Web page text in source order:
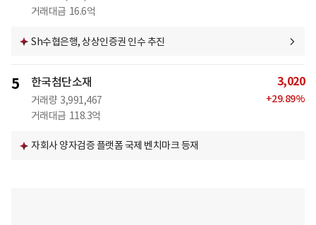
거래대금 16.6억
Sh수협은행, 상상인증권 인수 추진
5 한국첨단소재
거래량 3,991,467
거래대금 118.3억
3,020
+29.89%
자회사 양자검증 플랫폼 국제 벤치마크 등재